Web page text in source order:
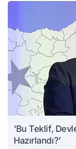
‘Bu Teklif,
Hazırlandı?’